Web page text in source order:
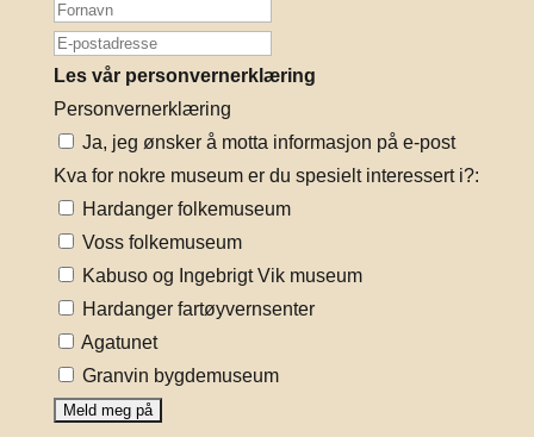
Les vår personvernerklæring
Personvernerklæring
Ja, jeg ønsker å motta informasjon på e-post
Kva for nokre museum er du spesielt interessert i?:
Hardanger folkemuseum
Voss folkemuseum
Kabuso og Ingebrigt Vik museum
Hardanger fartøyvernsenter
Agatunet
Granvin bygdemuseum